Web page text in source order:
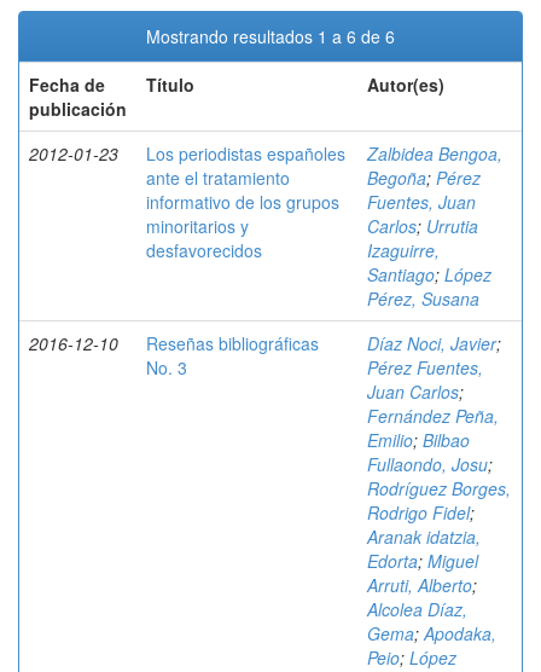
Mostrando resultados 1 a 6 de 6
Fecha de
publicación
Título Autor(es)
2012-01-23
Los periodistas españoles
ante el tratamiento
informativo de los grupos
minoritarios y
desfavorecidos
Zalbidea Bengoa,
Begoña; Pérez
Fuentes, Juan
Carlos; Urrutia
Izaguirre,
Santiago; López
Pérez, Susana
2016-12-10
Reseñas bibliográficas
No. 3
Díaz Noci, Javier;
Pérez Fuentes,
Juan Carlos;
Fernández Peña,
Emilio; Bilbao
Fullaondo, Josu;
Rodríguez Borges,
Rodrigo Fidel;
Aranak idatzia,
Edorta; Miguel
Arruti, Alberto;
Alcolea Díaz,
Gema;Apodaka,
Peio; López